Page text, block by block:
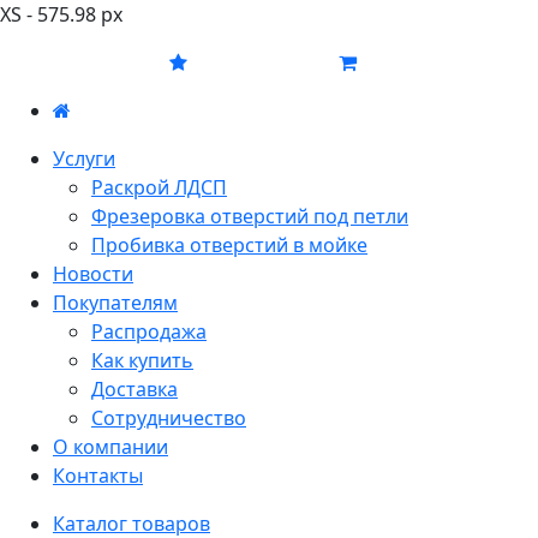
XS - 575.98 px
Услуги
Раскрой ЛДСП
Фрезеровка отверстий под петли
Пробивка отверстий в мойке
Новости
Покупателям
Распродажа
Как купить
Доставка
Сотрудничество
О компании
Контакты
Каталог товаров